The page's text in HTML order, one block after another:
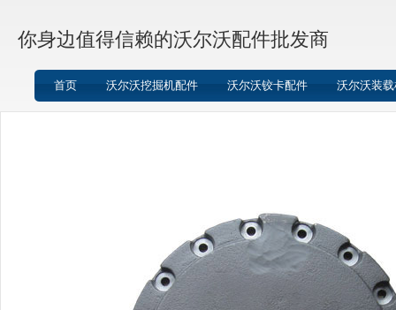
你身边值得信赖的沃尔沃配件批发商
首页 沃尔沃挖掘机配件 沃尔沃铰卡配件 沃尔沃装